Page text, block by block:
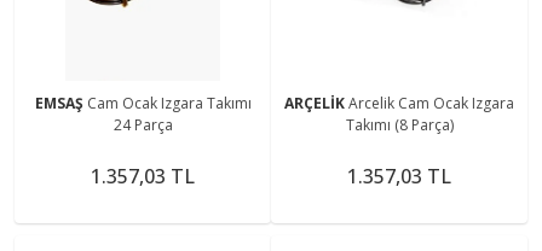
EMSAŞ Cam Ocak Izgara Takımı
24 Parça
1.357,03 TL
ARÇELİKArcelik Cam Ocak Izgara
Takımı (8 Parça)
1.357,03 TL